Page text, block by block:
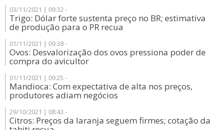
03/11/2021 | 09:32 -
Trigo: Dólar forte sustenta preço no BR; estimativa
de produção para o PR recua
01/11/2021 | 09:38 -
Ovos: Desvalorização dos ovos pressiona poder de
compra do avicultor
01/11/2021 | 09:25 -
Mandioca: Com expectativa de alta nos preços,
produtores adiam negócios
29/10/2021 | 08:43 -
Citros: Preços da laranja seguem firmes; cotação da